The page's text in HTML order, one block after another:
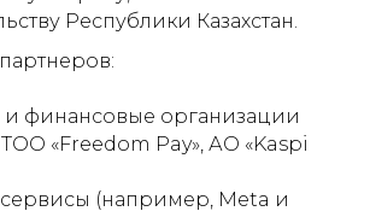
Республики Казахстан.
и финансовые организации
«Freedom Pay», АО «Kaspi
(например, Meta и